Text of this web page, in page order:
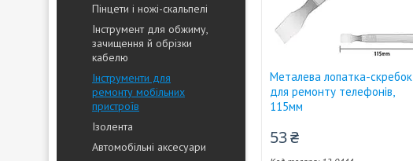
Пінцети і ножі-скальпелі
Інструмент для обжиму,
зачищення й обрізки
кабелю
Інструменти для
ремонту мобільних
пристроїв
Ізолента
Автомобільні аксесуари
Металева лопатка-скребок
для ремонту телефонів,
115мм
53 ₴